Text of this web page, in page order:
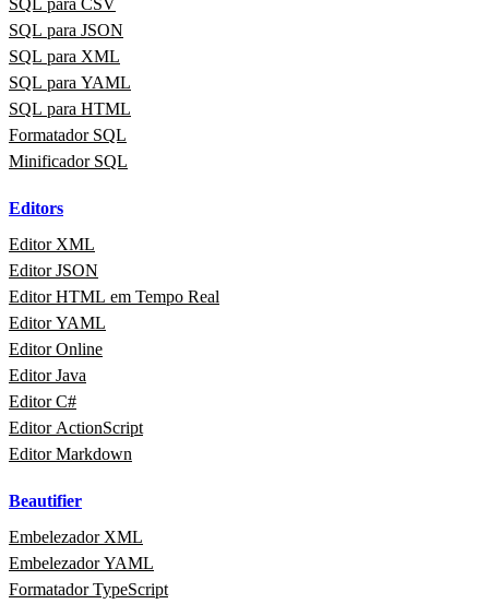
SQL para JSON
SQL para XML
SQL para YAML
SQL para HTML
Formatador SQL
Minificador SQL
Editors
Editor XML
Editor JSON
Editor HTML em Tempo Real
Editor YAML
Editor Online
Editor Java
Editor C#
Editor ActionScript
Editor Markdown
Beautifier
Embelezador XML
Embelezador YAML
Formatador TypeScript